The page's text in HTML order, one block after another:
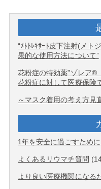
“ﾒﾄﾄﾚｷｻｰﾄ皮下注射(メト
果的な使用方法について”
花粉症の特効薬”ゾレア®
花粉症に対して医療保険
～マスク着用の考え方見
1年を安全に過ごすために
よくあるリウマチ質問
より良い医療機関になる